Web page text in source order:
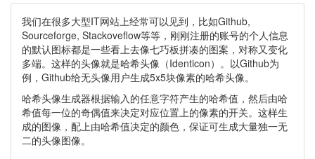
我们在很多大型IT网站上经常可以见到，比如Github,
Sourceforge, Stackoveflow等等，刚刚注册的账号的个人信息
的默认图标都是一些看上去像七巧板拼凑的图案，对称又变化
多端。这样的头像就是哈希头像（Identicon）。 以Github为
例，Github给无头像用户生成5x5块像素的哈希头像。
哈希头像生成器根据输入的任意字符产生的哈希值，然后由哈
希值每一位的奇偶值来决定对应位置上的像素的开关。这样生
成的图像，配上由哈希值决定的颜色，保证可生成大量独一无
二的头像图像。